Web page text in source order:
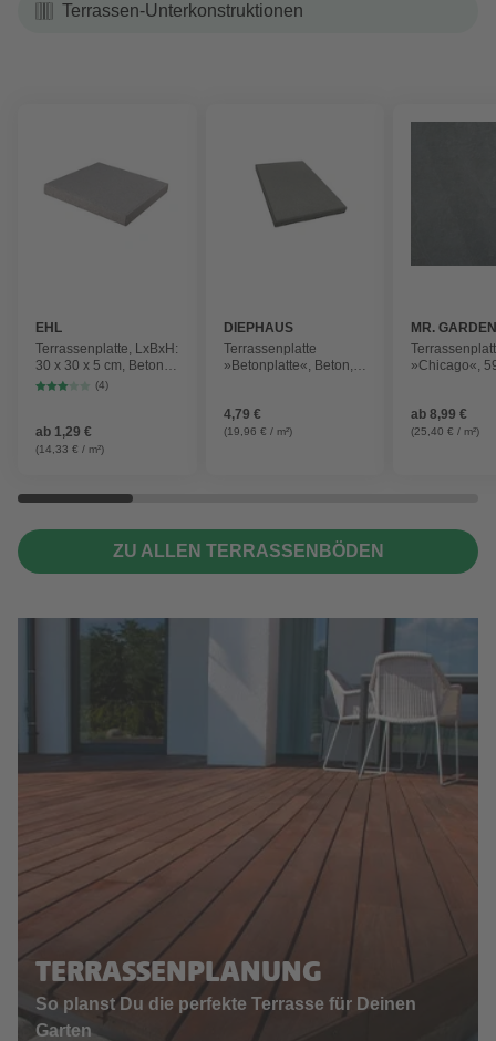
Terrassen-Unterkonstruktionen
EHL
Terrassenplatte, LxBxH:
30 x 30 x 5 cm, Beton,
glatt, gefast, grau
(4)
ab 1,29 €
(14,33 € / m²)
DIEPHAUS
Terrassenplatte
»Betonplatte«, Beton,
4,79 €
(19,96 € / m²)
MR.
»Chicago«,
ab8,99 €
(25,40 € / m²)
ZU ALLEN TERRASSENBÖDEN
TERRASSENPLANUNG
So planst Du die perfekte Terrasse für Deinen
Garten